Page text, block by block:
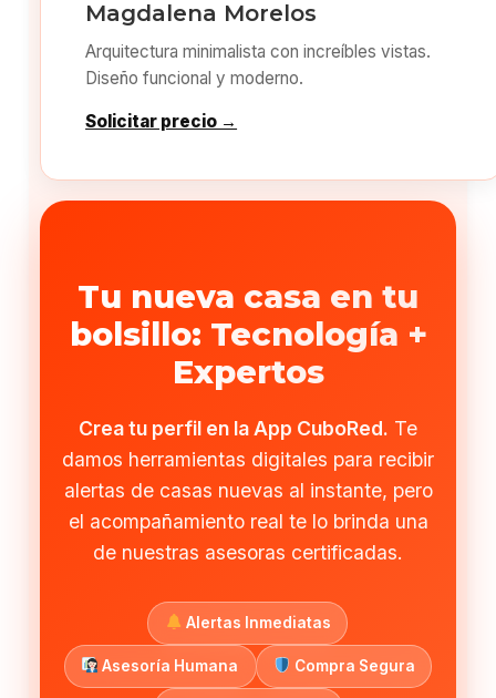
Magdalena Morelos
Arquitectura minimalista con increíbles vistas.
Diseño funcional y moderno.
Solicitar precio →
Tu nueva casa en tu
bolsillo: Tecnología +
Expertos
Crea tu perfil en la App CuboRed. Te
damos herramientas digitales para recibir
alertas de casas nuevas al instante, pero
el acompañamiento real te lo brinda una
de nuestras asesoras certificadas.
Alertas Inmediatas
Asesoría Humana Compra Segura